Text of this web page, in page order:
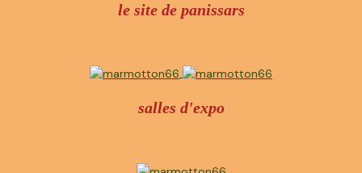
le site de panissars
salles d'expo